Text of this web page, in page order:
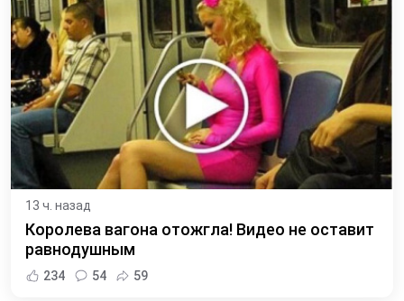
13 ч. назад
Королева вагона отожгла! Видео не оставит
равнодушным
234 54 59